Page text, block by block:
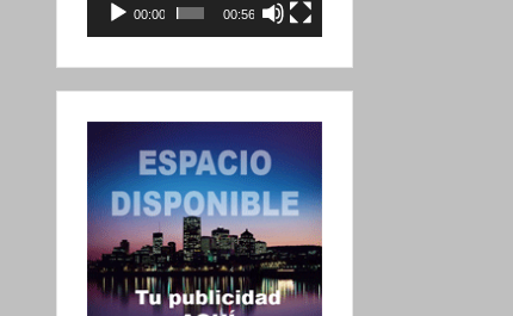
00:00 00:56